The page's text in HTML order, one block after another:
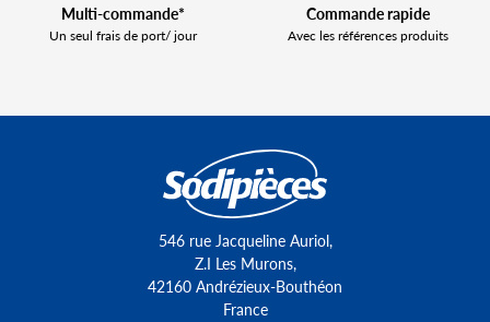
Multi-commande*
Un seul frais de port/ jour
Commande rapide
Avec les références produits
546 rue Jacqueline Auriol,
Z.I Les Murons,
42160 Andrézieux-Bouthéon
France